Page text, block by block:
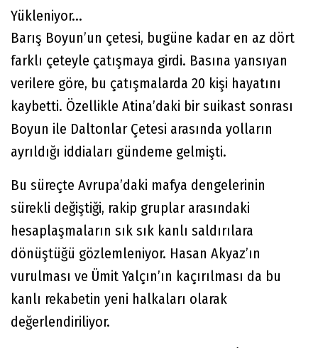
Yükleniyor...
Barış Boyun’un çetesi, bugüne kadar en az dört
farklı çeteyle çatışmaya girdi. Basına yansıyan
verilere göre, bu çatışmalarda 20 kişi hayatını
kaybetti. Özellikle Atina’daki bir suikast sonrası
Boyun ile Daltonlar Çetesi arasında yolların
ayrıldığı iddiaları gündeme gelmişti.
Bu süreçte Avrupa’daki mafya dengelerinin
sürekli değiştiği, rakip gruplar arasındaki
hesaplaşmaların sık sık kanlı saldırılara
dönüştüğü gözlemleniyor. Hasan Akyaz’ın
vurulması ve Ümit Yalçın’ın kaçırılması da bu
kanlı rekabetin yeni halkaları olarak
değerlendiriliyor.